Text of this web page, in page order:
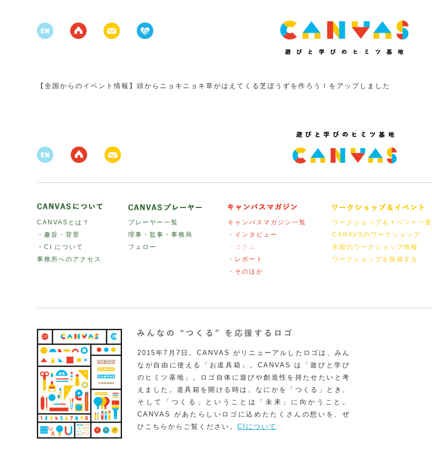
【全国からのイベント情報】頭からニョキニョキ草がはえてくる芝ぼうずを作ろう！をアップしました
CANVASとは？
・趣旨・背景
・CI について
事務所へのアクセス
プレーヤー一覧
理事・監事・事務局
フェロー
キャンバスマガジン一覧
・インタビュー
・コラム
・レポート
・そのほか
ワークショップ＆イベント一覧
CANAVSのワークショップ
全国のワークショップ情報
ワークショップを投稿する
2015年7月7日。CANVAS がリニューアルしたロゴは、みん
なが自由に使える「お道具箱」。CANVAS は「遊びと学び
のヒミツ基地」。ロゴ自体に遊びや創造性を持たせたいと考
えました。道具箱を開ける時は、なにかを「つくる」とき。
そして「つくる」ということは「未来」に向かうこと。
CANVAS があたらしいロゴに込めたたくさんの想いを、ぜ
ひこちらからご覧ください。 CIについて